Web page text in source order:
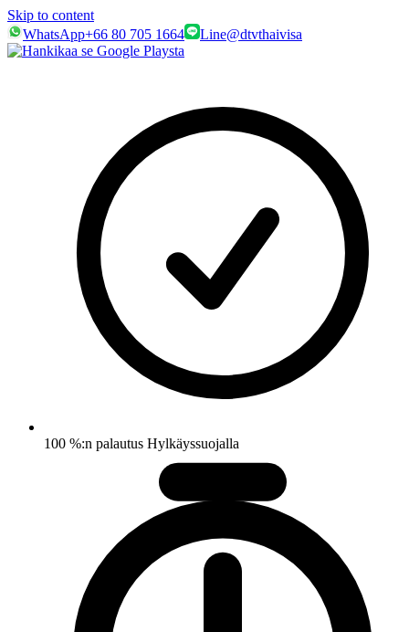
Skip to content
WhatsApp+66 80 705 1664 Line@dtvthaivisa
100 %:n palautus Hylkäyssuojalla